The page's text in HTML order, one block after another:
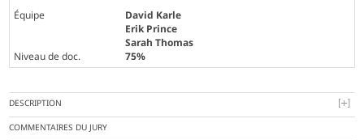
Équipe
David Karle
Erik Prince
Sarah Thomas
Niveau de doc.
75%
DESCRIPTION
COMMENTAIRES DU JURY